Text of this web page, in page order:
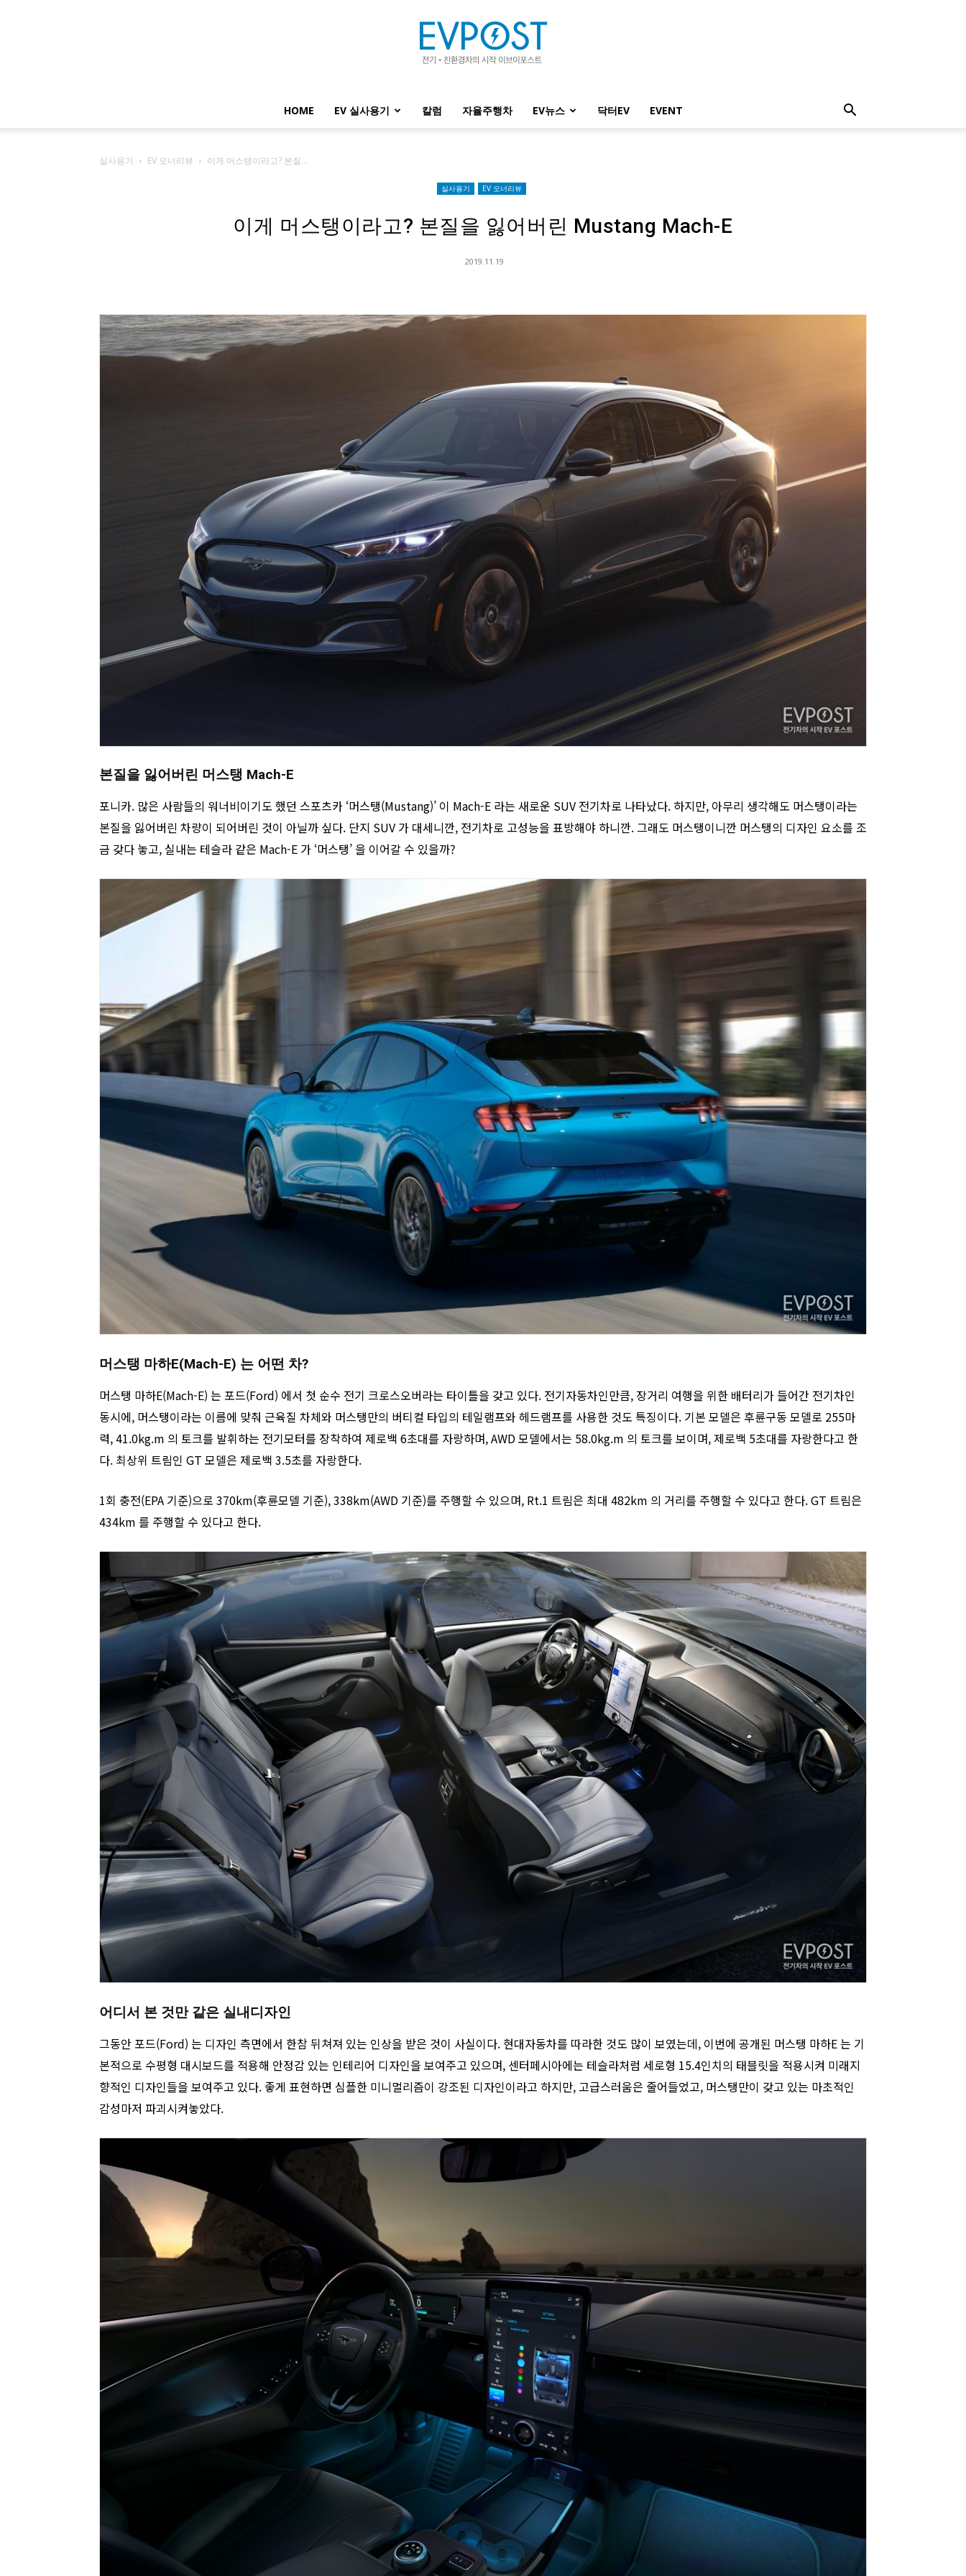
HOME EV 실사용기 칼럼 자율주행차 EV뉴스 닥터EV EVENT
실사용기 EV 오너리뷰 이게 머스탱이라고? 본질...
실사용기 EV 오너리뷰
이게 머스탱이라고? 본질을 잃어버린 Mustang Mach-E
2019.11.19
본질을 잃어버린 머스탱 Mach-E
포니카. 많은 사람들의 워너비이기도 했던 스포츠카 ‘머스탱(Mustang)’ 이 Mach-E 라는 새로운 SUV 전기차로 나타났다. 하지만, 아무리 생각해도 머스탱이라는
본질을 잃어버린 차량이 되어버린 것이 아닐까 싶다. 단지 SUV 가 대세니깐, 전기차로 고성능을 표방해야 하니깐. 그래도 머스탱이니깐 머스탱의 디자인 요소를 조
금 갖다 놓고, 실내는 테슬라 같은 Mach-E 가 ‘머스탱’ 을 이어갈 수 있을까?
머스탱 마하E(Mach-E) 는 어떤 차?
머스탱 마하E(Mach-E) 는 포드(Ford) 에서 첫 순수 전기 크로스오버라는 타이틀을 갖고 있다. 전기자동차인만큼, 장거리 여행을 위한 배터리가 들어간 전기차인
동시에, 머스탱이라는 이름에 맞춰 근육질 차체와 머스탱만의 버티컬 타입의 테일램프와 헤드램프를 사용한 것도 특징이다. 기본 모델은 후륜구동 모델로 255마
력, 41.0kg.m 의 토크를 발휘하는 전기모터를 장착하여 제로백 6초대를 자랑하며, AWD 모델에서는 58.0kg.m 의 토크를 보이며, 제로백 5초대를 자랑한다고 한
다. 최상위 트림인 GT 모델은 제로백 3.5초를 자랑한다.
1회 충전(EPA 기준)으로 370km(후륜모델 기준), 338km(AWD 기준)를 주행할 수 있으며, Rt.1 트림은 최대 482km 의 거리를 주행할 수 있다고 한다. GT 트림은
434km 를 주행할 수 있다고 한다.
어디서 본 것만 같은 실내디자인
그동안 포드(Ford) 는 디자인 측면에서 한참 뒤쳐져 있는 인상을 받은 것이 사실이다. 현대자동차를 따라한 것도 많이 보였는데, 이번에 공개된 머스탱 마하E 는 기
본적으로 수평형 대시보드를 적용해 안정감 있는 인테리어 디자인을 보여주고 있으며, 센터페시아에는 테슬라처럼 세로형 15.4인치의 태블릿을 적용시켜 미래지
향적인 디자인들을 보여주고 있다. 좋게 표현하면 심플한 미니멀리즘이 강조된 디자인이라고 하지만, 고급스러움은 줄어들었고, 머스탱만이 갖고 있는 마초적인
감성마저 파괴시켜놓았다.